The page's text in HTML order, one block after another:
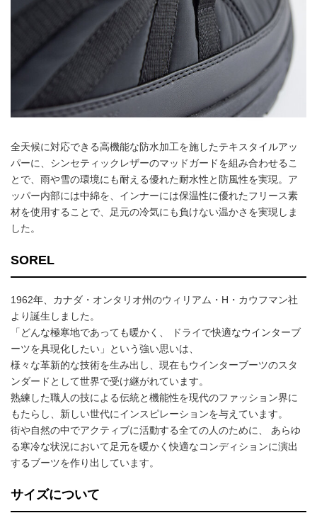
全天候に対応できる高機能な防水加工を施したテキスタイルアッ
パーに、シンセティックレザーのマッドガードを組み合わせるこ
とで、雨や雪の環境にも耐える優れた耐水性と防風性を実現。ア
ッパー内部には中綿を、インナーには保温性に優れたフリース素
材を使用することで、足元の冷気にも負けない温かさを実現しま
した。
SOREL
1962年、カナダ・オンタリオ州のウィリアム・H・カウフマン社
より誕生しました。
「どんな極寒地であっても暖かく、 ドライで快適なウインターブ
ーツを具現化したい」という強い思いは、
様々な革新的な技術を生み出し、現在もウインターブーツのスタ
ンダードとして世界で受け継がれています。
熟練した職人の技による伝統と機能性を現代のファッション界に
もたらし、新しい世代にインスピレーションを与えています。
街や自然の中でアクティブに活動する全ての人のために、 あらゆ
る寒冷な状況において足元を暖かく快適なコンディションに演出
するブーツを作り出しています。
サイズについて